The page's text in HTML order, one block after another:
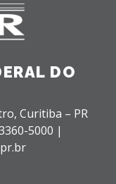
DO
Curitiba – PR
5000 |